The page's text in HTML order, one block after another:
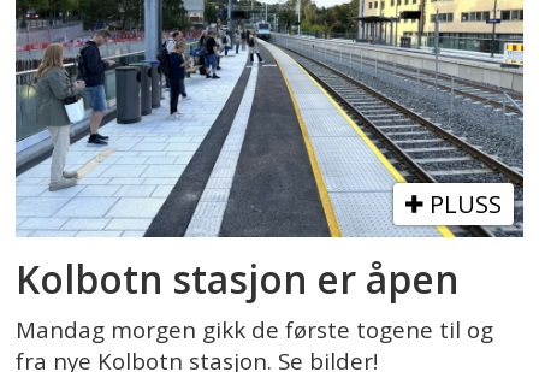
PLUSS
Kolbotn stasjon er åpen
Mandag morgen gikk de første togene til og
fra nye Kolbotn stasjon. Se bilder!